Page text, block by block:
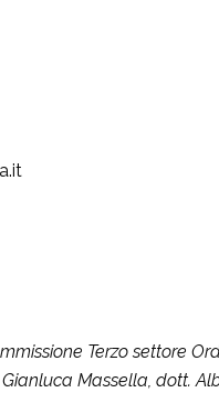
Terzo settore
Massella, dott.